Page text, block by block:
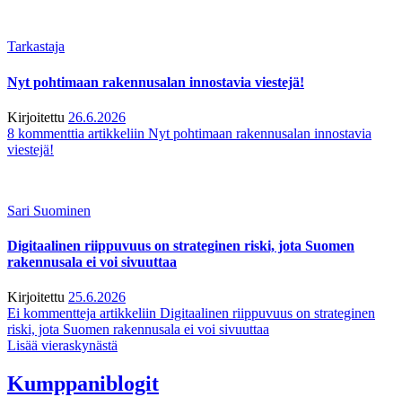
Tarkastaja
Nyt pohtimaan rakennusalan innostavia viestejä!
Kirjoitettu 26.6.2026
8 kommenttia artikkeliin Nyt pohtimaan rakennusalan innostavia
viestejä!
Sari Suominen
Digitaalinen riippuvuus on strateginen riski, jota Suomen
rakennusala ei voi sivuuttaa
Kirjoitettu 25.6.2026
Ei kommentteja artikkeliin Digitaalinen riippuvuus on strateginen
riski, jota Suomen rakennusala ei voi sivuuttaa
Lisää vieraskynästä
Kumppaniblogit